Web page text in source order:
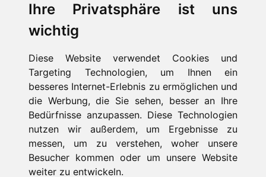
Ihre Privatsphäre ist uns
wichtig
Diese Website verwendet Cookies und
Targeting Technologien, um Ihnen ein
besseres Internet-Erlebnis zu ermöglichen und
die Werbung, die Sie sehen, besser an Ihre
Bedürfnisse anzupassen. Diese Technologien
nutzen wir außerdem, um Ergebnisse zu
messen, um zu verstehen, woher unsere
Besucher kommen oder um unsere Website
weiter zu entwickeln.
Kontakt
Impressum
Aktuelles / Presse
FAQ
Suche
Cookie-Einstellungen